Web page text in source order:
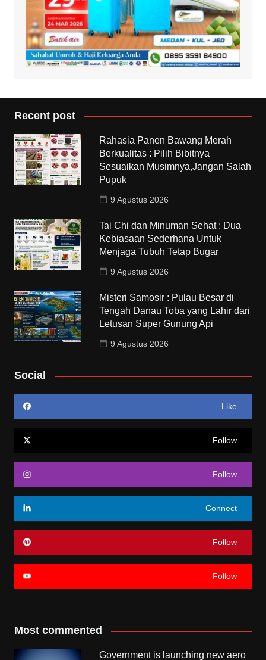
Recent post
Rahasia Panen Bawang Merah
Berkualitas : Pilih Bibitnya
Sesuaikan Musimnya,Jangan Salah
Pupuk
9 Agustus 2026
Tai Chi dan Minuman Sehat : Dua
Kebiasaan Sederhana Untuk
Menjaga Tubuh Tetap Bugar
9 Agustus 2026
Misteri Samosir : Pulau Besar di
Tengah Danau Toba yang Lahir dari
Letusan Super Gunung Api
9 Agustus 2026
Social
Like
Follow
Follow
Connect
Follow
Follow
Most commented
Government is launching new aero